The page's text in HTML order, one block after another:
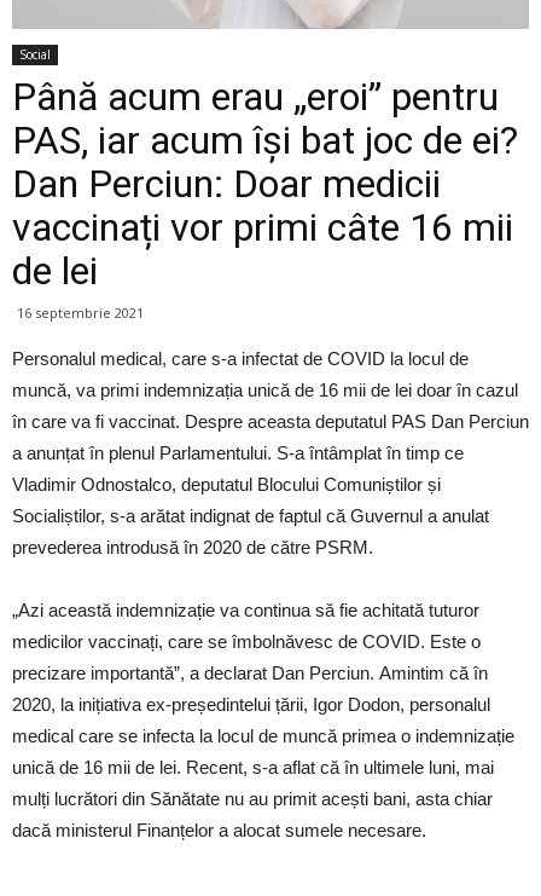
Social
Până acum erau „eroi” pentru
PAS, iar acum își bat joc de ei?
Dan Perciun: Doar medicii
vaccinați vor primi câte 16 mii
de lei
16 septembrie 2021
Personalul medical, care s-a infectat de COVID la locul de
muncă, va primi indemnizația unică de 16 mii de lei doar în cazul
în care va fi vaccinat. Despre aceasta deputatul PAS Dan Perciun
a anunțat în plenul Parlamentului. S-a întâmplat în timp ce
Vladimir Odnostalco, deputatul Blocului Comuniștilor și
Socialiștilor, s-a arătat indignat de faptul că Guvernul a anulat
prevederea introdusă în 2020 de către PSRM.
„Azi această indemnizație va continua să fie achitată tuturor
medicilor vaccinați, care se îmbolnăvesc de COVID. Este o
precizare importantă”, a declarat Dan Perciun. Amintim că în
2020, la inițiativa ex-președintelui țării, Igor Dodon, personalul
medical care se infecta la locul de muncă primea o indemnizație
unică de 16 mii de lei. Recent, s-a aflat că în ultimele luni, mai
mulți lucrători din Sănătate nu au primit acești bani, asta chiar
dacă ministerul Finanțelor a alocat sumele necesare.